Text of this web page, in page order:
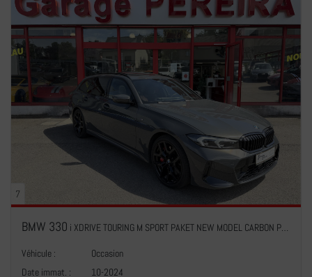
7
BMW 330 i XDRIVE TOURING M SPORT PAKET NEW MODEL CARBON PANO CUIR NAVI 1 HAND
Véhicule :
Occasion
Date immat. :
10-2024